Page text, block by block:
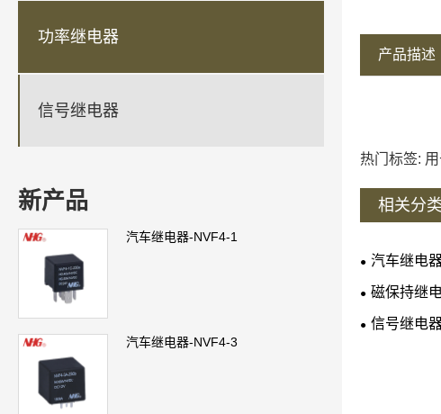
功率继电器
信号继电器
新产品
汽车继电器-NVF4-1
汽车继电器-NVF4-3
产品描述
热门标签:
相关分类
汽车继电
磁保持继
信号继电